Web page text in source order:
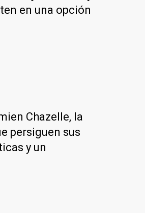
en una opción
Chazelle, la
persiguen sus
y un